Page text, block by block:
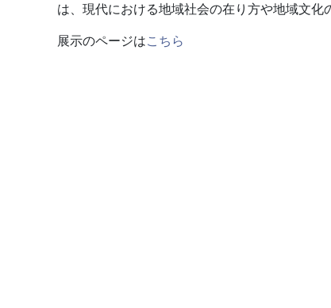
は、現代における地域社会の在り方や地域文化
展示のページはこちら